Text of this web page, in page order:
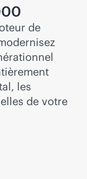
de
les
de votre